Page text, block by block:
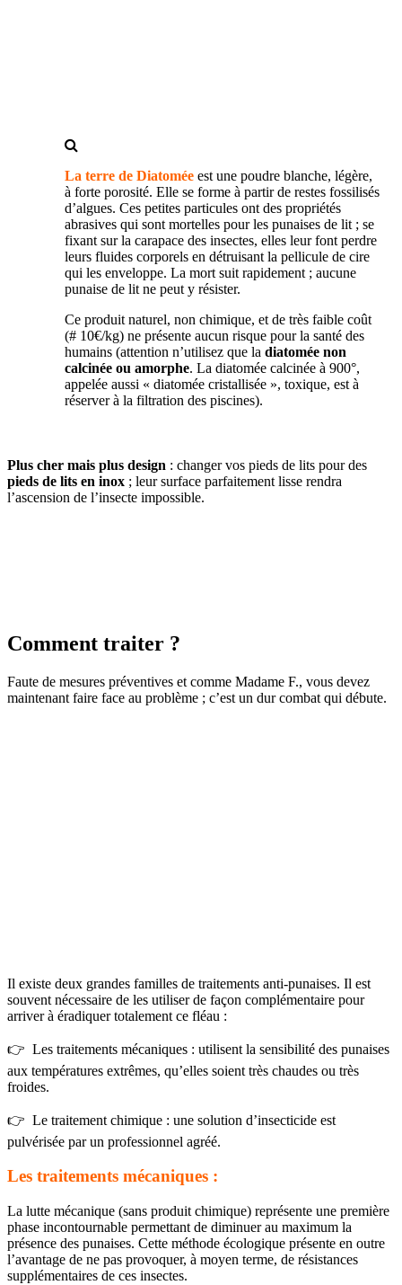
La terre de Diatomée est une poudre blanche, légère,
à forte porosité. Elle se forme à partir de restes fossilisés
d’algues. Ces petites particules ont des propriétés
abrasives qui sont mortelles pour les punaises de lit ; se
fixant sur la carapace des insectes, elles leur font perdre
leurs fluides corporels en détruisant la pellicule de cire
qui les enveloppe. La mort suit rapidement ; aucune
punaise de lit ne peut y résister.
Ce produit naturel, non chimique, et de très faible coût
(# 10€/kg) ne présente aucun risque pour la santé des
humains (attention n’utilisez que la diatomée non
calcinée ou amorphe. La diatomée calcinée à 900°,
appelée aussi « diatomée cristallisée », toxique, est à
réserver à la filtration des piscines).
Plus cher mais plus design : changer vos pieds de lits pour des
pieds de lits en inox ; leur surface parfaitement lisse rendra
l’ascension de l’insecte impossible.
Comment traiter ?
Faute de mesures préventives et comme Madame F., vous devez
maintenant faire face au problème ; c’est un dur combat qui débute.
Il existe deux grandes familles de traitements anti-punaises. Il est
souvent nécessaire de les utiliser de façon complémentaire pour
arriver à éradiquer totalement ce fléau :
👉 Les traitements mécaniques : utilisent la sensibilité des punaises
aux températures extrêmes, qu’elles soient très chaudes ou très
froides.
👉 Le traitement chimique : une solution d’insecticide est
pulvérisée par un professionnel agréé.
Les traitements mécaniques :
La lutte mécanique (sans produit chimique) représente une première
phase incontournable permettant de diminuer au maximum la
présence des punaises. Cette méthode écologique présente en outre
l’avantage de ne pas provoquer, à moyen terme, de résistances
supplémentaires de ces insectes.